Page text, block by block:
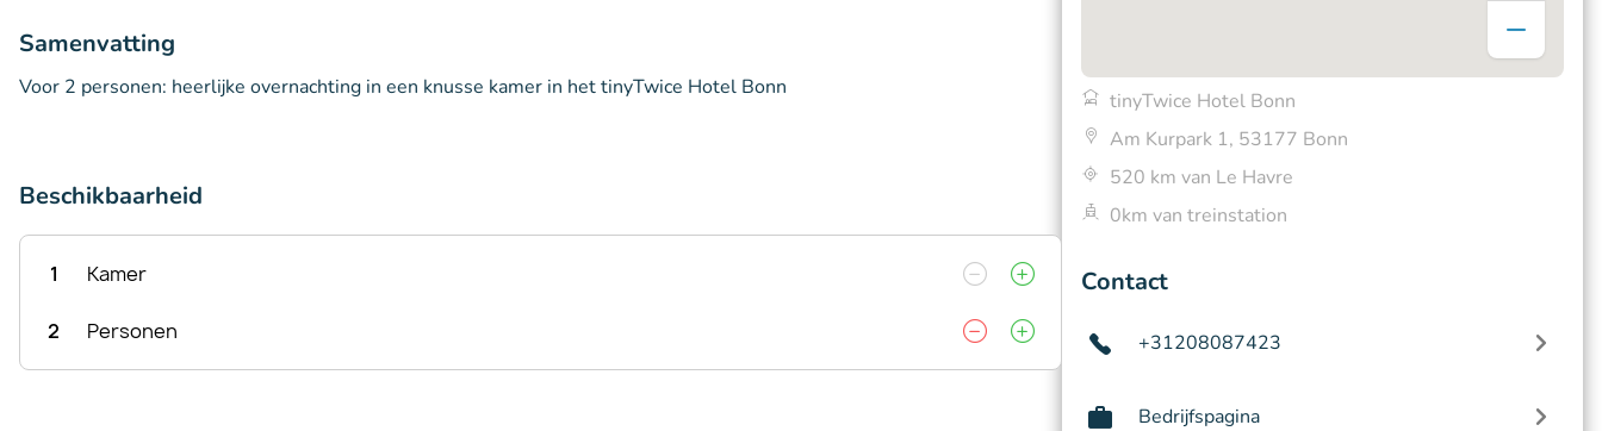
Samenvatting
Voor 2 personen: heerlijke overnachting in een knusse kamer in het tinyTwice Hotel Bonn
Beschikbaarheid
1 Kamer
2 Personen
tinyTwice Hotel Bonn
Am Kurpark 1, 53177 Bonn
520 km van Le Havre
0km van treinstation
Contact
+31208087423
Bedrijfspagina